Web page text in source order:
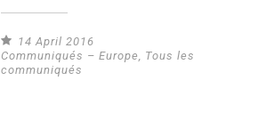
14 April 2016
Communiqués – Europe
Tous les
communiqués